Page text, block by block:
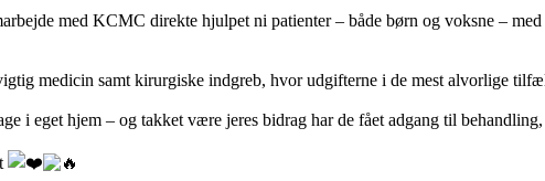
med KCMC direkte hjulpet ni patienter – både børn og voksne –
medicin samt kirurgiske indgreb, hvor udgifterne i de mest alvorlige
i eget hjem – og takket være jeres bidrag har de fået adgang til